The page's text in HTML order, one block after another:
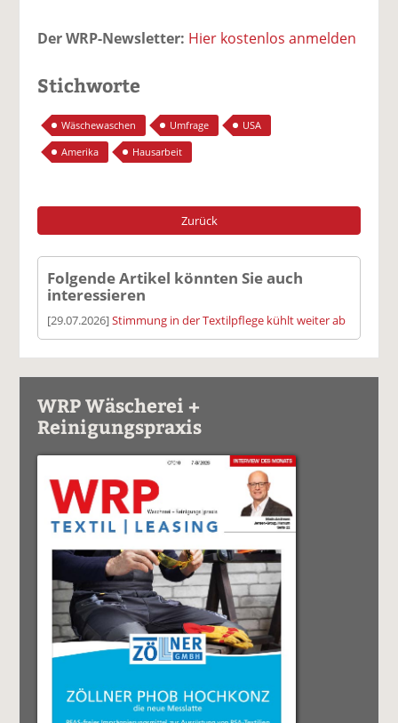
Der WRP-Newsletter: Hier kostenlos anmelden
Stichworte
Wäschewaschen Umfrage
USA
Amerika
Hausarbeit
Zurück
Folgende Artikel könnten Sie auch
interessieren
[29.07.2026]Stimmung in der Textilpflege kühlt weiter ab
WRP Wäscherei +
Reinigungspraxis